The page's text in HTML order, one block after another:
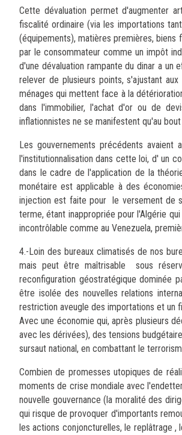
Cette dévaluation permet d'augmenter
fiscalité ordinaire (via les importations
(équipements), matières premières, biens
par le consommateur comme un impôt
d'une dévaluation rampante du dinar a
relever de plusieurs points, s'ajustant
ménages qui mettent face à la
dans l'immobilier, l'achat d'or ou de
inflationnistes ne se manifestent qu'au
Les gouvernements précédents
l'institutionnalisation dans cette loi, d' un
dans le cadre de l'application de la
monétaire est applicable à des
injection est faite pour le versement de
terme, étant inappropriée pour l'Algérie
incontrôlable comme au Venezuela,
4.-Loin des bureaux climatisés de nos
mais peut être maîtrisable sous
reconfiguration géostratégique dominée
être isolée des nouvelles relations
restriction aveugle des importations et un
Avec une économie qui, après plusieurs
avec les dérivées), des tensions
sursaut national, en combattant le
Combien de promesses utopiques de
moments de crise mondiale avec
nouvelle gouvernance (la moralité des
qui risque de provoquer d'importants
les actions conjoncturelles, le replâtrage ,